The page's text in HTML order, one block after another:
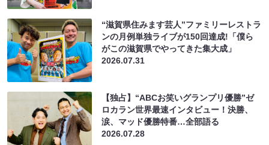
“滋賀県住みます芸人”ファミリーレストラ
ンの月例単独ライブが150回達成!「僕ら
がこの滋賀県でやってきた集大成」
2026.07.31
【独占】“ABCお笑いグランプリ優勝”ゼ
ロカラン世界最速インタビュー！決勝、
涙、マッド優勝特番…全部語る
2026.07.28